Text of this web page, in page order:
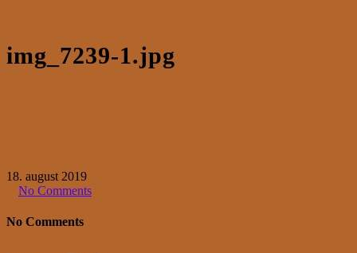
img_7239-1.jpg
18. august 2019
No Comments
No Comments